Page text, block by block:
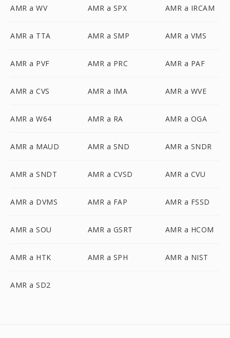
AMR a WV AMR a SPX AMR a IRCAM
AMR a TTA AMR a SMP AMR a VMS
AMR a PVF AMR a PRC AMR a PAF
AMR a CVS AMR a IMA AMR a WVE
AMR a W64 AMR a RA AMR a OGA
AMR a MAUD AMR a SND AMR a SNDR
AMR a SNDT AMR a CVSD AMR a CVU
AMR a DVMS AMR a FAP AMR a FSSD
AMR a SOU AMR a GSRT AMR a HCOM
AMR a HTK AMR a SPH AMR a NIST
AMR a SD2